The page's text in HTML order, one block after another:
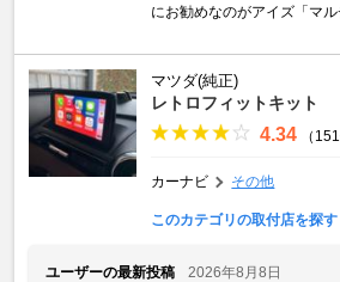
にお勧めなのがアイズ「マル
マツダ(純正)
レトロフィットキット
4.34 （
カーナビ その他
このカテゴリの取付店を探す
ユーザーの最新投稿
2026年8月8日